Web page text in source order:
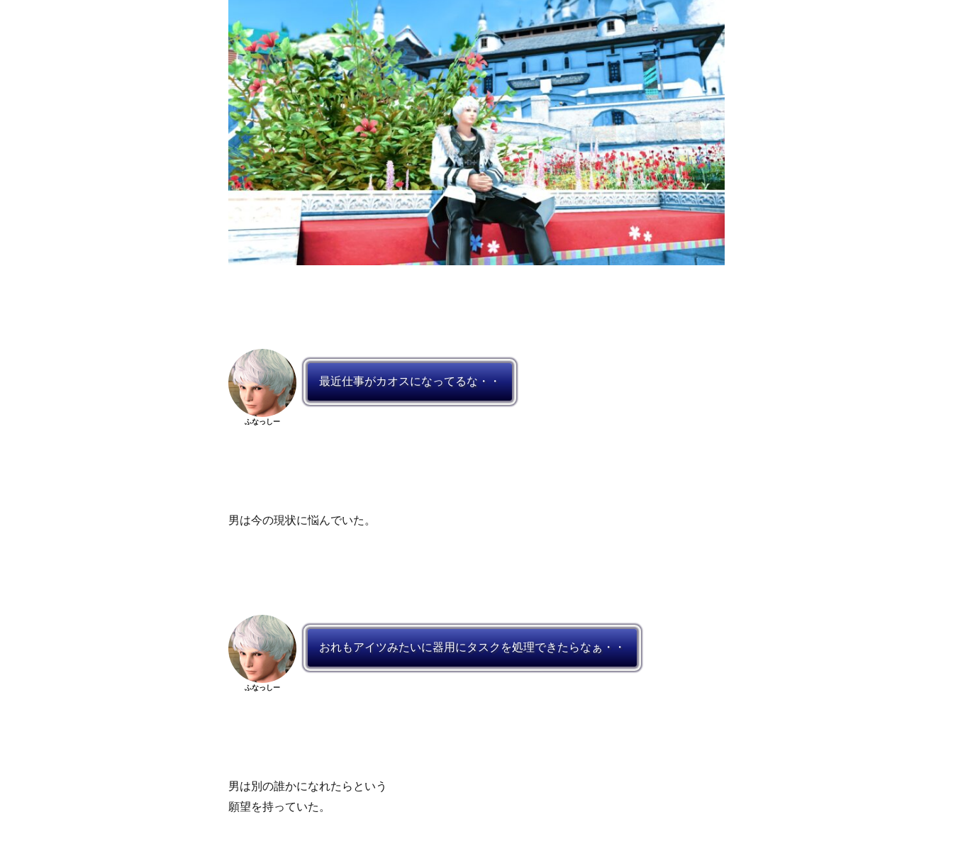
ふなっしー
最近仕事がカオスになってるな・・
男は今の現状に悩んでいた。
ふなっしー
おれもアイツみたいに器用にタスクを処理できたらなぁ・・
男は別の誰かになれたらという
願望を持っていた。